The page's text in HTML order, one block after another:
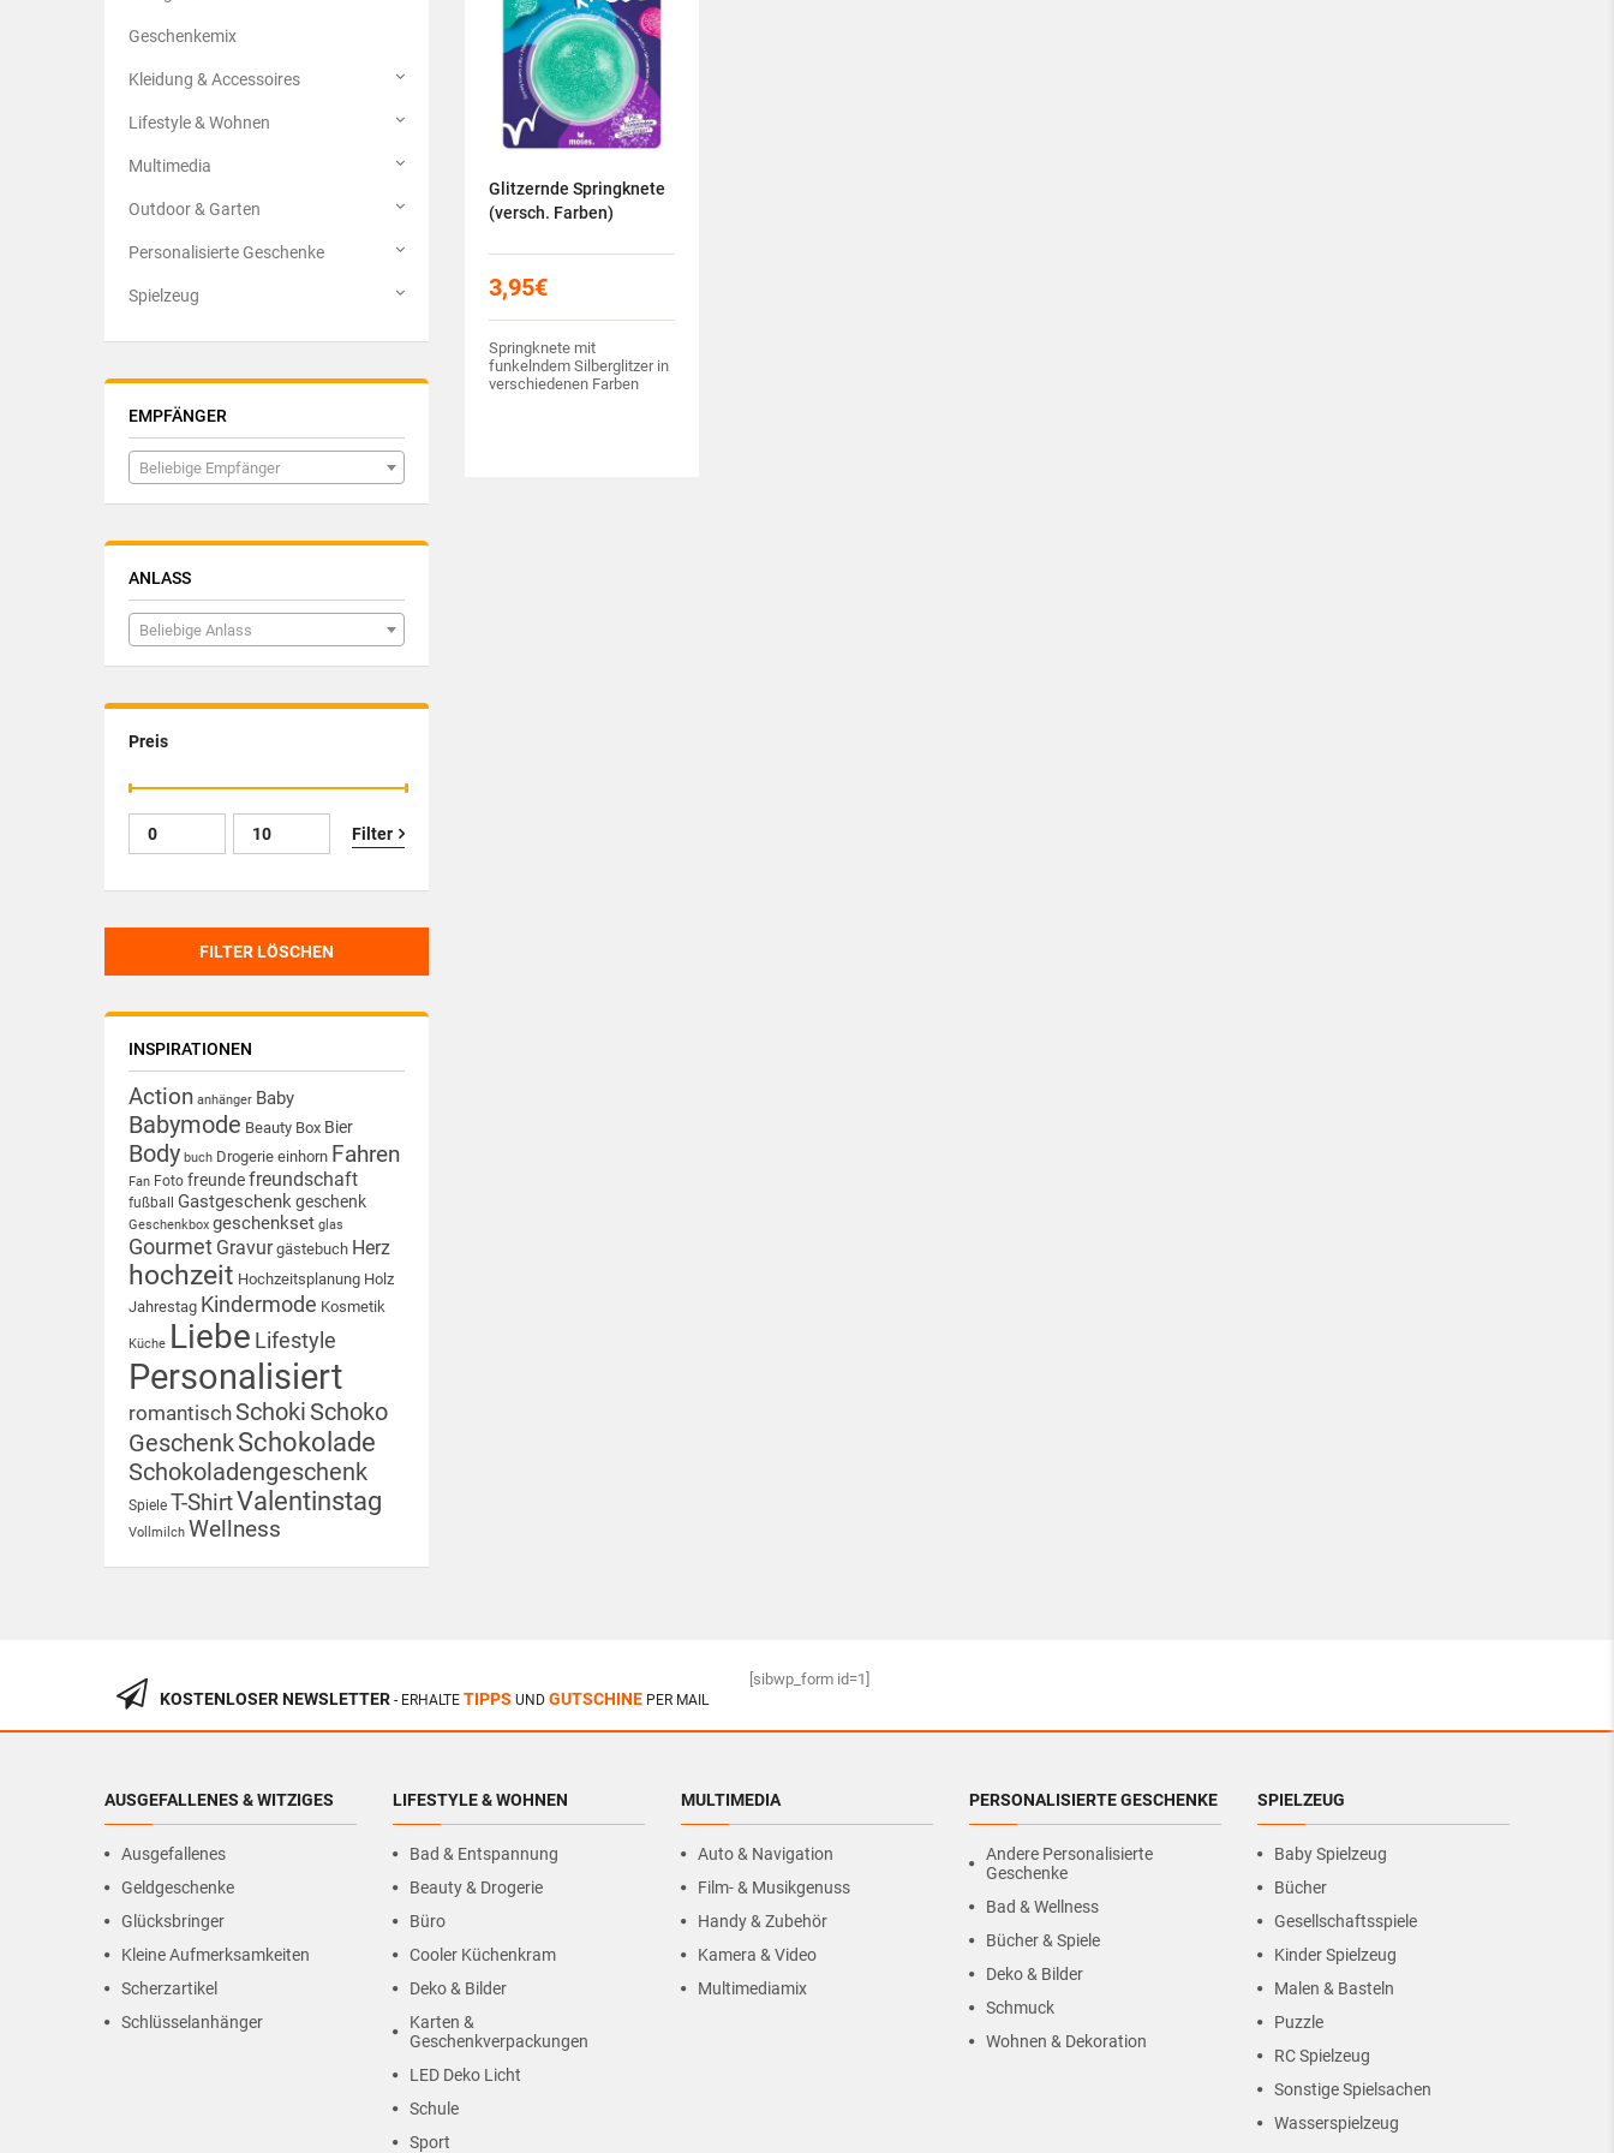
Geschenkemix
Kleidung & Accessoires
Lifestyle & Wohnen
Multimedia
Outdoor & Garten
Personalisierte Geschenke
Spielzeug
EMPFÄNGER
Beliebige Empfänger
ANLASS
Beliebige Anlass
Preis
Filter
FILTER LÖSCHEN
INSPIRATIONEN
Action anhänger Baby
Babymode Beauty Box Bier
Body buch Drogerie einhorn Fahren
Fan Foto freundefreundschaft
fußball Gastgeschenkgeschenk
Geschenkbox geschenkset glas
Gourmet Gravur gästebuch Herz
hochzeit Hochzeitsplanung Holz
Jahrestag Kindermode Kosmetik
Küche Liebe Lifestyle
Personalisiert
romantisch Schoki Schoko
GeschenkSchokolade
Schokoladengeschenk
Spiele T-ShirtValentinstag
Vollmilch Wellness
Glitzernde Springknete
(versch. Farben)
3,95€
Springknete mit
funkelndem Silberglitzer in
verschiedenen Farben
KOSTENLOSER NEWSLETTER - ERHALTE TIPPS UND GUTSCHINE PER MAIL
[sibwp_form id=1]
AUSGEFALLENES & WITZIGES
Ausgefallenes
Geldgeschenke
Glücksbringer
Kleine Aufmerksamkeiten
Scherzartikel
Schlüsselanhänger
LIFESTYLE & WOHNEN
Bad & Entspannung
Beauty & Drogerie
Büro
Cooler Küchenkram
Deko & Bilder
Karten &
Geschenkverpackungen
LED Deko Licht
Schule
Sport
MULTIMEDIA
Auto & Navigation
Film- & Musikgenuss
Handy & Zubehör
Kamera & Video
Multimediamix
PERSONALISIERTE GESCHENKE
Andere Personalisierte
Geschenke
Bad & Wellness
Bücher & Spiele
Deko & Bilder
Schmuck
Wohnen & Dekoration
SPIELZEUG
Baby Spielzeug
Bücher
Gesellschaftsspiele
Kinder Spielzeug
Malen & Basteln
Puzzle
RC Spielzeug
Sonstige Spielsachen
Wasserspielzeug